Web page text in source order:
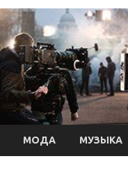
МОДА МУЗЫКА